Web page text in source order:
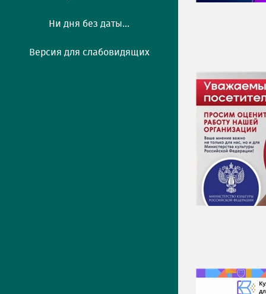
Ни дня без даты...
Версия для слабовидящих